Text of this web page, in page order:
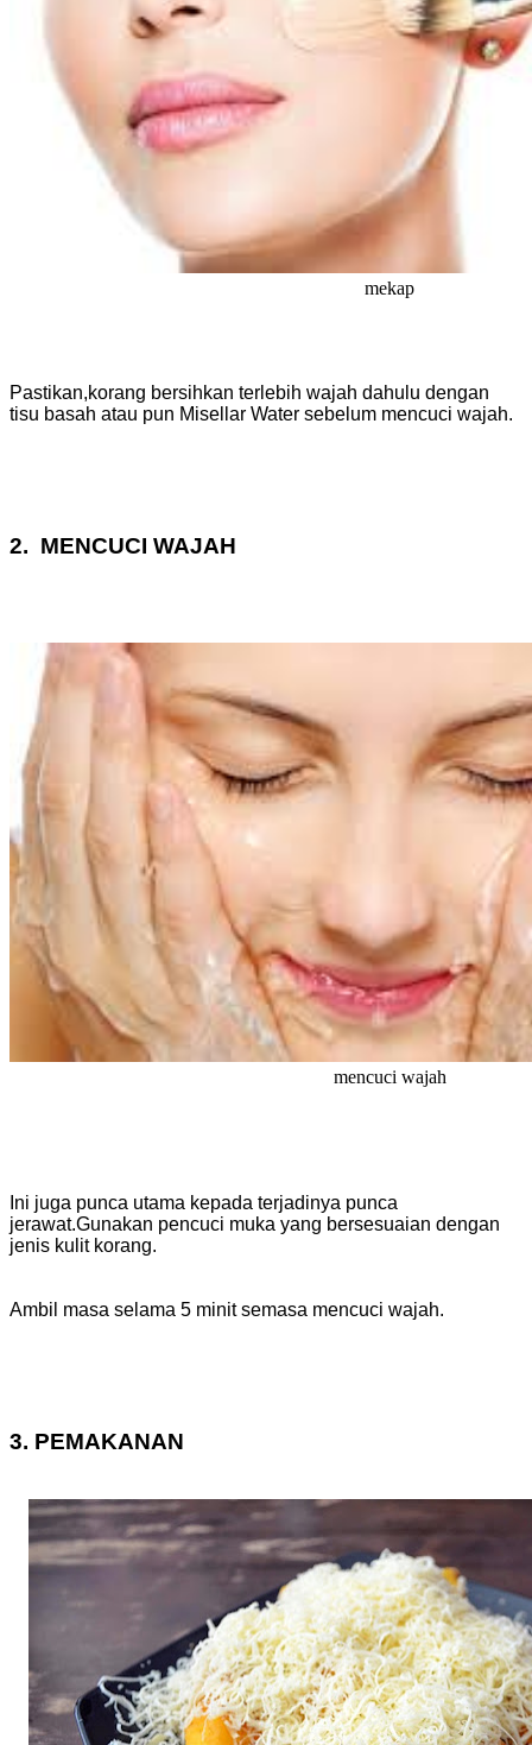
mekap
Pastikan,korang bersihkan terlebih wajah dahulu dengan
tisu basah atau pun Misellar Water sebelum mencuci wajah.
2. MENCUCI WAJAH
mencuci wajah
Ini juga punca utama kepada terjadinya punca
jerawat.Gunakan pencuci muka yang bersesuaian dengan
jenis kulit korang.
Ambil masa selama 5 minit semasa mencuci wajah.
3. PEMAKANAN